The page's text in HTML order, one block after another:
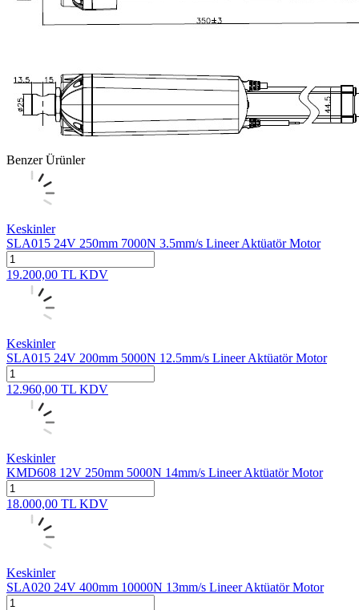
Benzer Ürünler
Keskinler
SLA015 24V 250mm 7000N 3.5mm/s Lineer Aktüatör Motor
19.200,00 TL KDV
Keskinler
SLA015 24V 200mm 5000N 12.5mm/s Lineer Aktüatör Motor
12.960,00 TL KDV
Keskinler
KMD608 12V 250mm 5000N 14mm/s Lineer Aktüatör Motor
18.000,00 TL KDV
Keskinler
SLA020 24V 400mm 10000N 13mm/s Lineer Aktüatör Motor